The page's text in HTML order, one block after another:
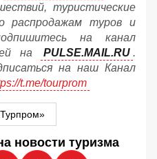
туристические
распродажам туров и
на канал
на
PULSE.MAIL.RU .
на наш Канал
t.me/tourprom
новости туризма